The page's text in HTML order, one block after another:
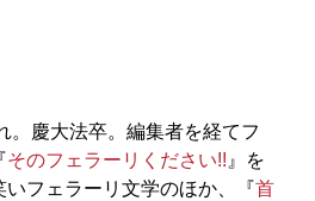
。慶大法卒。編集者を経てフ
そのフェラーリください!! 』を
いフェラーリ文学のほか、『首